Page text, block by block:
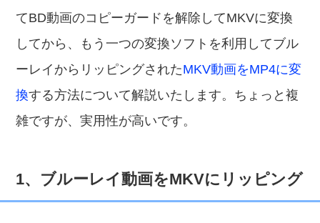
てBD動画のコピーガードを解除してMKVに変換
してから、もう一つの変換ソフトを利用してブル
ーレイからリッピングされたMKV動画をMP4に変
換する方法について解説いたします。ちょっと複
雑ですが、実用性が高いです。
1、ブルーレイ動画をMKVにリッピング